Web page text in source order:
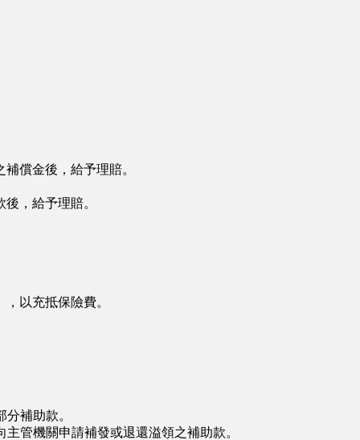
償金後，給予理賠。
，給予理賠。
以充抵保險費。
補助款。
管機關申請補發或退還溢領之補助款。